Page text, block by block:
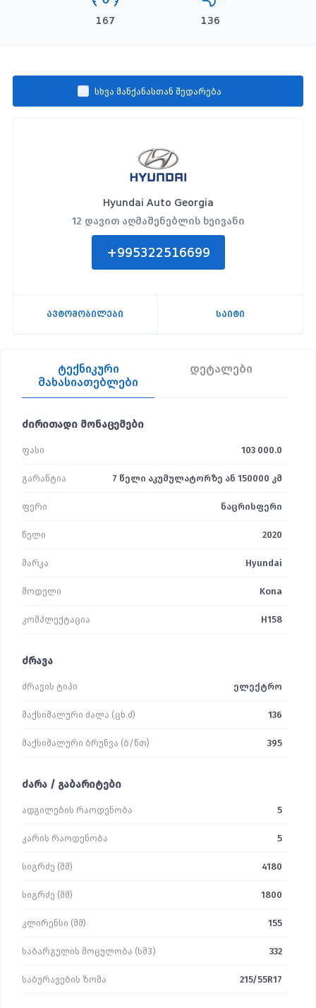
167 136
სხვა მანქანასთან შედარება
Hyundai Auto Georgia
12 დავით აღმაშენებლის ხეივანი
+995322516699
ავტომობილები საიტი
ტექნიკური
მახასიათებლები
დეტალები
ძირითადი მონაცემები
ფასი 103 000.0
გარანტია 7 წელი აკუმულატორზე ან 150000 კმ
ფერი ნაცრისფერი
წელი 2020
მარკა Hyundai
მოდელი Kona
კომპლექტაცია H158
ძრავა
ძრავის ტიპი ელექტრო
მაქსიმალური ძალა (ცხ.ძ) 136
მაქსიმალური ბრუნვა (ბ/წთ) 395
ძარა / გაბარიტები
ადგილების რაოდენობა 5
კარის რაოდენობა 5
სიგრძე (მმ) 4180
სიგრძე (მმ) 1800
კლირენსი (მმ) 155
საბარგულის მოცულობა (სმ3) 332
საბურავების ზომა 215/55R17